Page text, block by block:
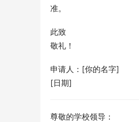
准。
此致
敬礼！
申请人：[你的名字]
[日期]
尊敬的学校领导：